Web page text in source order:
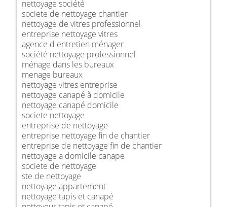
nettoyage société
societe de nettoyage chantier
nettoyage de vitres professionnel
entreprise nettoyage vitres
agence d entretien ménager
société nettoyage professionnel
ménage dans les bureaux
menage bureaux
nettoyage vitres entreprise
nettoyage canapé à domicile
nettoyage canapé domicile
societe nettoyage
entreprise de nettoyage
entreprise nettoyage fin de chantier
entreprise de nettoyage fin de chantier
nettoyage a domicile canape
societe de nettoyage
ste de nettoyage
nettoyage appartement
nettoyage tapis et canapé